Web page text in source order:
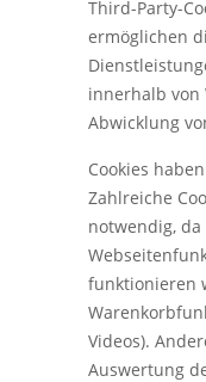
Third-Party-
ermöglichen
innerhalb von
Abwicklung
Cookies
Zahlreiche
notwendig,
funktionieren
Videos).
Auswertung